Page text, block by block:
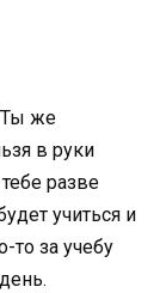
Ты же
в руки
разве
учиться и
то за учебу